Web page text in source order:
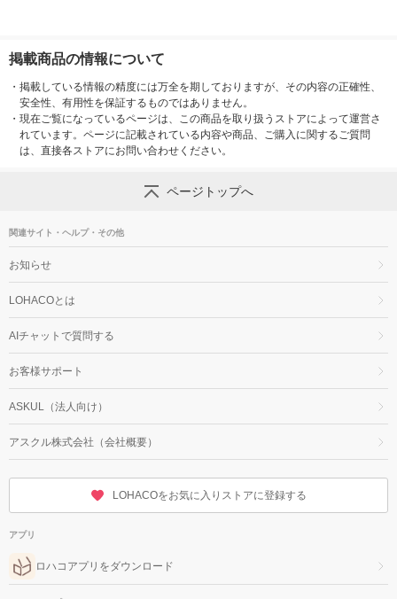
掲載商品の情報について
・ 掲載している情報の精度には万全を期しておりますが、その内容の正確性、
安全性、有用性を保証するものではありません。
・ 現在ご覧になっているページは、この商品を取り扱うストアによって運営さ
れています。ページに記載されている内容や商品、ご購入に関するご質問
は、直接各ストアにお問い合わせください。
ページトップへ
関連サイト・ヘルプ・その他
お知らせ
LOHACOとは
AIチャットで質問する
お客様サポート
ASKUL（法人向け）
アスクル株式会社（会社概要）
LOHACOをお気に入りストアに登録する
アプリ
ロハコアプリをダウンロード